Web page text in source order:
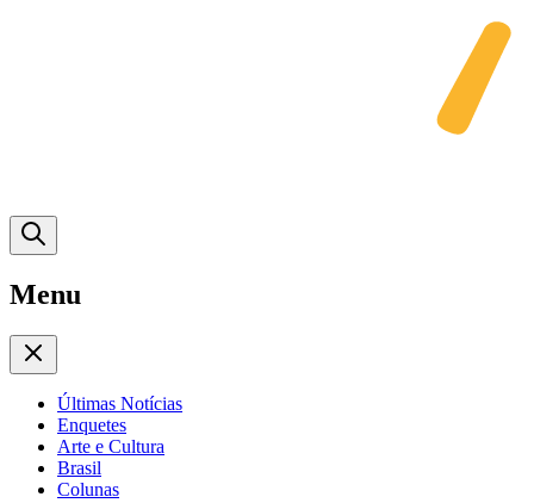
Menu
Últimas Notícias
Enquetes
Arte e Cultura
Brasil
Colunas